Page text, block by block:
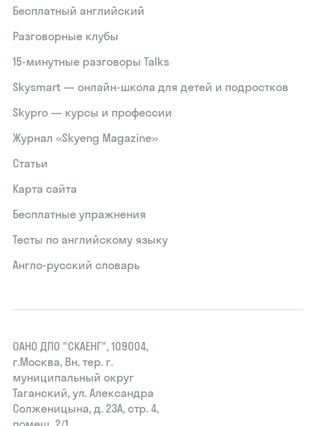
Бесплатный английский
Разговорные клубы
15‑минутные разговоры Talks
Skysmart — онлайн-школа для детей и подростков
Skypro — курсы и профессии
Журнал «Skyeng Magazine»
Статьи
Карта сайта
Бесплатные упражнения
Тесты по английскому языку
Англо-русский словарь
ОАНО ДПО "СКАЕНГ", 109004,
г.Москва, Вн. тер. г.
муниципальный округ
Таганский, ул. Александра
Солженицына, д. 23А, стр. 4,